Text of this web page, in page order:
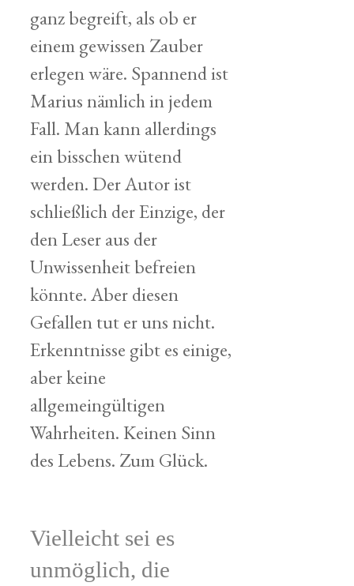
ganz begreift, als ob er
einem gewissen Zauber
erlegen wäre. Spannend ist
Marius nämlich in jedem
Fall. Man kann allerdings
ein bisschen wütend
werden. Der Autor ist
schließlich der Einzige, der
den Leser aus der
Unwissenheit befreien
könnte. Aber diesen
Gefallen tut er uns nicht.
Erkenntnisse gibt es einige,
aber keine
allgemeingültigen
Wahrheiten. Keinen Sinn
des Lebens. Zum Glück.
Vielleicht sei es
unmöglich, die